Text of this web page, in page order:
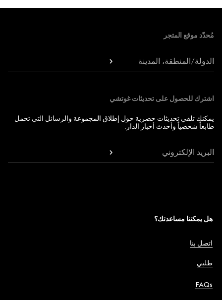
مُحدّد موقع المتجر
الدولة/المنطقة، المدينة
اشترك للحصول على تحديثات غوتشي
يمكنك تلقي تحديثات حصرية حول إطلاق المجموعة والرسائل التي تحمل
طابعاً شخصياً وأحدث أخبار الدار.
البريد الإلكتروني
هل يمكننا مساعدتك؟
اتصل بنا
طلبي
FAQs